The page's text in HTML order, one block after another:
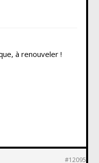
à renouveler !
#12095